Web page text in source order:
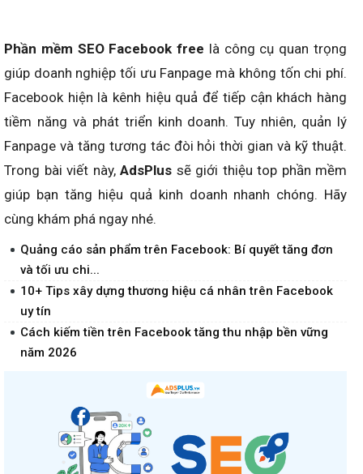
Phần mềm SEO Facebook free là công cụ quan trọng
giúp doanh nghiệp tối ưu Fanpage mà không tốn chi phí.
Facebook hiện là kênh hiệu quả để tiếp cận khách hàng
tiềm năng và phát triển kinh doanh. Tuy nhiên, quản lý
Fanpage và tăng tương tác đòi hỏi thời gian và kỹ thuật.
Trong bài viết này, AdsPlus sẽ giới thiệu top phần mềm
giúp bạn tăng hiệu quả kinh doanh nhanh chóng. Hãy
cùng khám phá ngay nhé.
Quảng cáo sản phẩm trên Facebook: Bí quyết tăng đơn
và tối ưu chi...
10+ Tips xây dựng thương hiệu cá nhân trên Facebook
uy tín
Cách kiếm tiền trên Facebook tăng thu nhập bền vững
năm 2026